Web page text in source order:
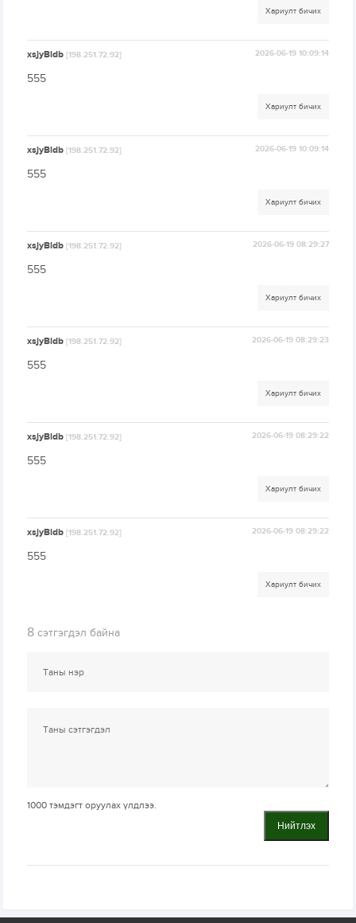
Хариулт бичих
xsjyBldb[198.251.72.92] 2026-06-19 10:09:14
555
Хариулт бичих
xsjyBldb[198.251.72.92] 2026-06-19 10:09:14
555
Хариулт бичих
xsjyBldb[198.251.72.92] 2026-06-19 08:29:27
555
Хариулт бичих
xsjyBldb[198.251.72.92] 2026-06-19 08:29:23
555
Хариулт бичих
xsjyBldb[198.251.72.92] 2026-06-19 08:29:22
555
Хариулт бичих
xsjyBldb[198.251.72.92] 2026-06-19 08:29:22
555
Хариулт бичих
8 сэтгэгдэл байна
1000 тэмдэгт оруулах үлдлээ.
Нийтлэх